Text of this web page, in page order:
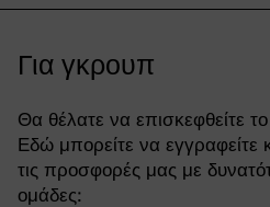
Για γκρουπ
Θα θέλατε να επισκεφθείτε
Εδώ μπορείτε να εγγραφείτε
τις προσφορές μας με
ομάδες: